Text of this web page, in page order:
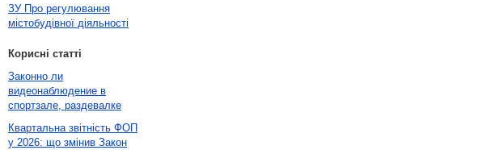
ЗУ Про регулювання
містобудівної діяльності
Корисні статті
Законно ли
видеонаблюдение в
спортзале, раздевалке
Квартальна звітність ФОП
у 2026: що змінив Закон